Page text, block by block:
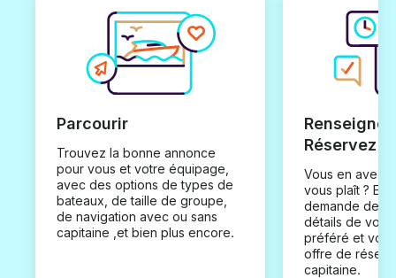
Parcourir
Trouvez la bonne annonce
pour vous et votre équipage,
avec des options de types de
bateaux, de taille de groupe,
de navigation avec ou sans
capitaine ,et bien plus encore.
Réservez
Vous en avez
vous plaît ?
demande de
détails de
préféré et
offre de
capitaine.